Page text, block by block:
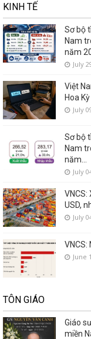
KINH TẾ
Sơ bộ
Nam
năm
July
Việt
Hoa Kỳ
July
Sơ bộ
Nam
năm...
July
USD,
July
June
TÔN GIÁO
Giáo
miền